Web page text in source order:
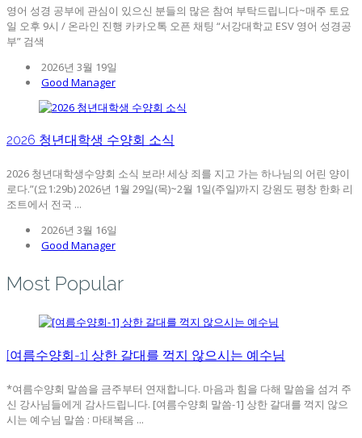
영어 성경 공부에 관심이 있으신 분들의 많은 참여 부탁드립니다~매주 토요
일 오후 9시 / 온라인 진행 카카오톡 오픈 채팅 “서강대학교 ESV 영어 성경공
부” 검색
2026년 3월 19일
Good Manager
2026 청년대학생 수양회 소식
2026 청년대학생수양회 소식 보라! 세상 죄를 지고 가는 하나님의 어린 양이
로다.”(요1:29b) 2026년 1월 29일(목)~2월 1일(주일)까지 강원도 평창 한화 리
조트에서 전국 ...
2026년 3월 16일
Good Manager
Most Popular
[여름수양회-1] 상한 갈대를 꺽지 않으시는 예수님
*여름수양회 말씀을 금주부터 연재합니다. 마음과 힘을 다해 말씀을 섬겨 주
신 강사님들에게 감사드립니다. [여름수양회 말씀-1] 상한 갈대를 꺽지 않으
시는 예수님 말씀 : 마태복음 ...